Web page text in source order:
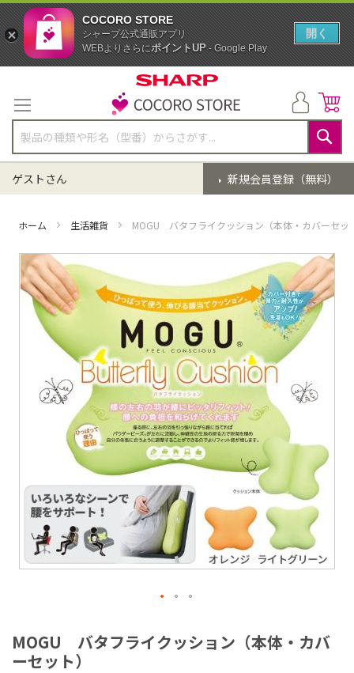
テ
ン
ツ
に
キ
検
索
新規会員登録（無料）
ゲストさん
ホーム 生活雑貨 MOGU バタフライクッション（本体・カバーセッ
MOGU バタフライクッション（本体・カバ
ーセット）
イ
メ
ー
る
ー
ジ
COCORO STORE
シャープ公式通販アプリ
WEBよりさらにポイントUP- Google Play
開く